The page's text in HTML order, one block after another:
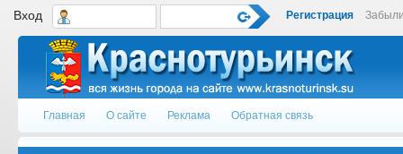
Вход Регистрация
Главная О сайте Реклама Обратная связь